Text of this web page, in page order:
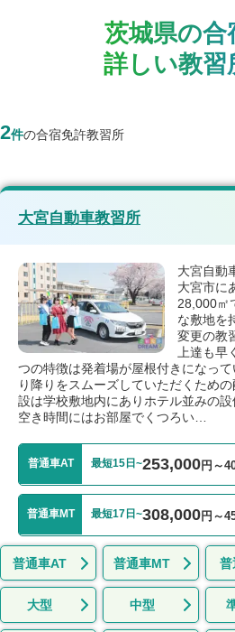
茨城県の合
詳しい教習
2件の合宿免許教習所
大宮自動車教習所
大宮自動
大宮市に
28,000㎡
な敷地を
変更の教
上達も
つの特徴は発着場が屋根付きになっ
り降りをスムーズしていただくため
設は学校敷地内にありホテル並みの
空き時間にはお部屋でくつろい…
普通車AT 最短15日~253,000円～
普通車MT 最短17日~308,000円～
普通車AT 普通車MT 普
大型 中型